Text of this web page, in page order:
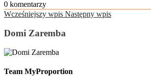
0 komentarzy
Wcześniejszy wpis Następny wpis
Domi Zaremba
Team MyProportion